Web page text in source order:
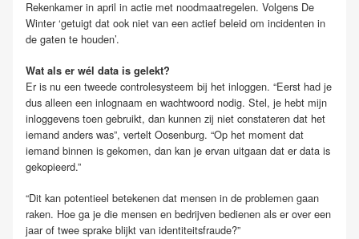
Rekenkamer in april in actie met noodmaatregelen. Volgens De
Winter ‘getuigt dat ook niet van een actief beleid om incidenten in
de gaten te houden’.
Wat als er wél data is gelekt?
Er is nu een tweede controlesysteem bij het inloggen. “Eerst had je
dus alleen een inlognaam en wachtwoord nodig. Stel, je hebt mijn
inloggevens toen gebruikt, dan kunnen zij niet constateren dat het
iemand anders was”, vertelt Oosenburg. “Op het moment dat
iemand binnen is gekomen, dan kan je ervan uitgaan dat er data is
gekopieerd.”
“Dit kan potentieel betekenen dat mensen in de problemen gaan
raken. Hoe ga je die mensen en bedrijven bedienen als er over een
jaar of twee sprake blijkt van identiteitsfraude?”